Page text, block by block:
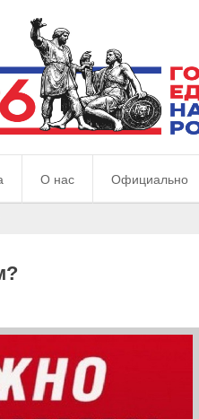
О нас Официально